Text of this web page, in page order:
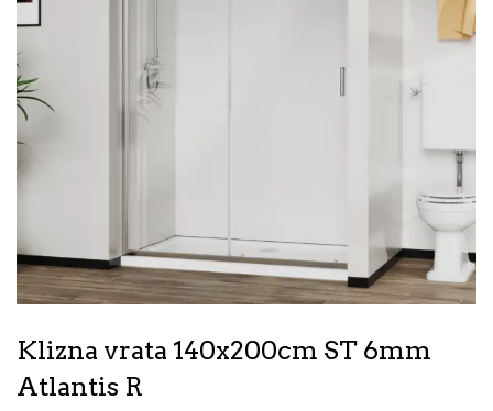
Klizna vrata 140x200cm ST 6mm
Atlantis R